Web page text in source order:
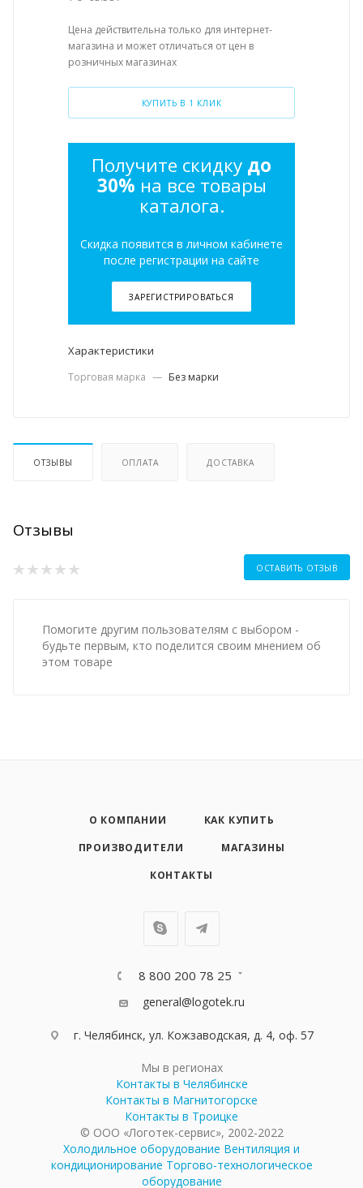
Цена действительна только для интернет-
магазина и может отличаться от цен в
розничных магазинах
КУПИТЬ В 1 КЛИК
Получите скидку до
30% на все товары
каталога.
Скидка появится в личном кабинете
после регистрации на сайте
ЗАРЕГИСТРИРОВАТЬСЯ
Характеристики
Торговая марка — Без марки
ОТЗЫВЫ ОПЛАТА ДОСТАВКА
Отзывы
ОСТАВИТЬ ОТЗЫВ
Помогите другим пользователям с выбором -
будьте первым, кто поделится своим мнением об
этом товаре
О КОМПАНИИ
КАК КУПИТЬ
ПРОИЗВОДИТЕЛИ
МАГАЗИНЫ
КОНТАКТЫ
8 800 200 78 25
general@logotek.ru
г. Челябинск, ул. Кожзаводская, д. 4, оф. 57
Мы в регионах
Контакты в Челябинске
Контакты в Магнитогорске
Контакты в Троицке
© ООО «Логотек-сервис», 2002-2022
Холодильное оборудование Вентиляция и
кондиционирование Торгово-технологическое
оборудование